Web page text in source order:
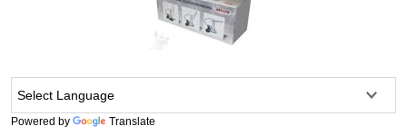
Powered by Translate